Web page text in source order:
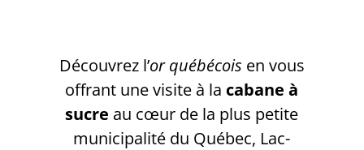
Découvrez l’or québécois en vous
offrant une visite à la cabane à
sucre au cœur de la plus petite
municipalité du Québec, Lac-